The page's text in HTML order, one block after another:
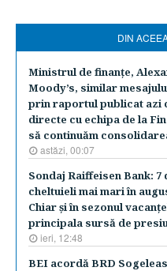
DIN
Ministrul de finanţe,
Moody’s, similar
prin raportul publicat azi
directe cu echipa de la
să continuăm
astăzi, 00:07
Sondaj Raiffeisen Bank: 7
cheltuieli mai mari în
Chiar şi în sezonul
principala sursă de
ieri, 12:48
BEI acordă BRD